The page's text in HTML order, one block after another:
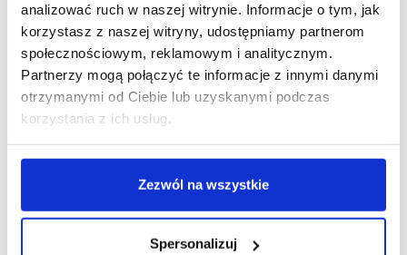
analizować ruch w naszej witrynie. Informacje o tym, jak
korzystasz z naszej witryny, udostępniamy partnerom
społecznościowym, reklamowym i analitycznym.
Partnerzy mogą połączyć te informacje z innymi danymi
otrzymanymi od Ciebie lub uzyskanymi podczas
korzystania z ich usług.
Zezwól na wszystkie
Spersonalizuj